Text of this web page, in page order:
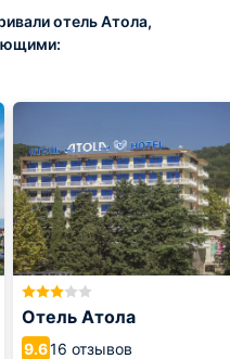
отель Атола,
Отель Атола
9.616 отзывов